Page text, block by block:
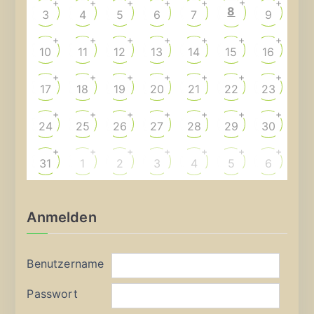
3
+
4
+
5
+
6
+
7
+
8 9
+
10
+
11
+
12
+
13
+
14
+
15
+
16
+
17
+
18
+
19
+
20
+
21
+
22
+
23
+
24
+
25
+
26
+
27
+
28
+
29
+
30
+
31
+
1
+
2
+
3
+
4
+
5
+
6
+
Anmelden
Benutzername
Passwort